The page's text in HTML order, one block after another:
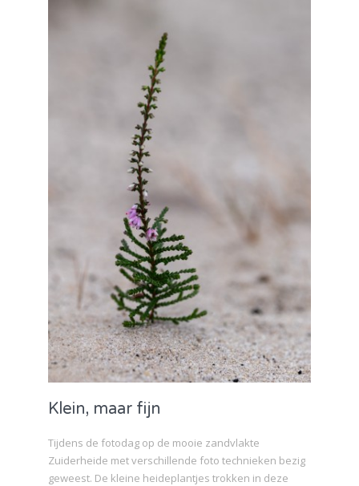
Klein, maar fijn
Tijdens de fotodag op de mooie zandvlakte
Zuiderheide met verschillende foto technieken bezig
geweest. De kleine heideplantjes trokken in deze